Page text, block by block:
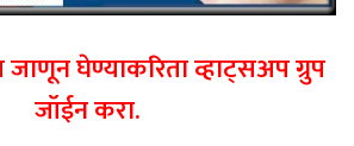
जाणून घेण्याकरिता व्हाट्सअप ग्रुप
जॉईन करा.